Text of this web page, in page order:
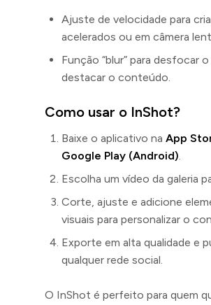
Ajuste de velocidade para
acelerados ou em câmera
Função “blur” para desfocar
destacar o conteúdo.
Como usar o InShot?
Baixe o aplicativo na App
Google Play (Android).
Escolha um vídeo da galeria
Corte, ajuste e adicione
visuais para personalizar o
Exporte em alta qualidade e
qualquer rede social.
O InShot é perfeito para quem